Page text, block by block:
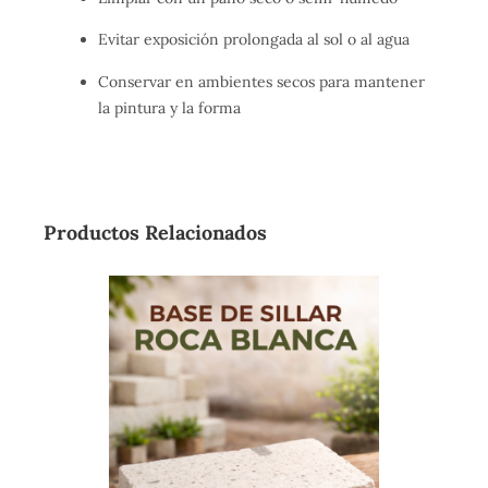
Evitar exposición prolongada al sol o al agua
Conservar en ambientes secos para mantener
la pintura y la forma
Productos Relacionados